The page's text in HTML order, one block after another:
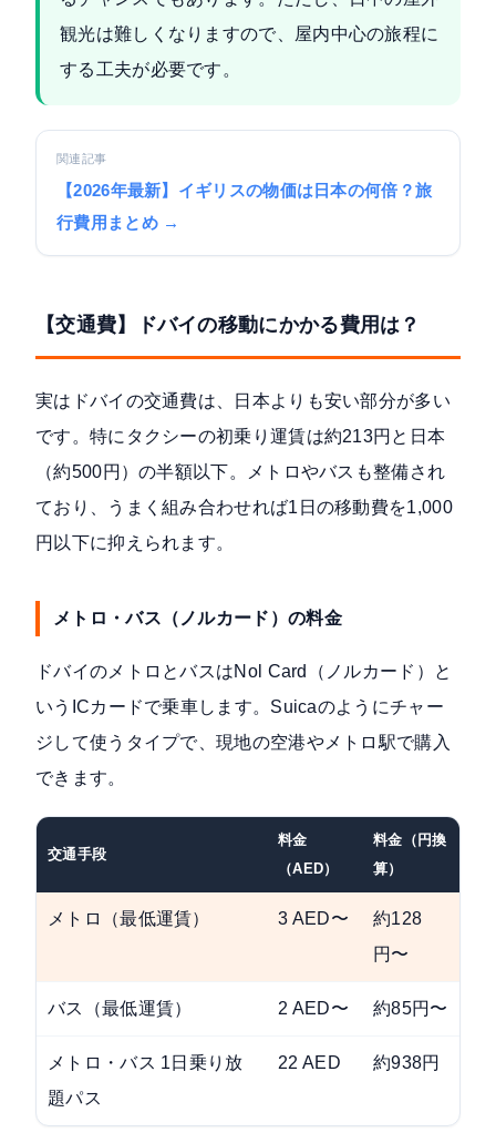
観光は難しくなりますので、屋内中心の旅程に
する工夫が必要です。
関連記事
【2026年最新】イギリスの物価は日本の何倍？旅
行費用まとめ →
【交通費】ドバイの移動にかかる費用は？
実はドバイの交通費は、日本よりも安い部分が多い
です。特にタクシーの初乗り運賃は約213円と日本
（約500円）の半額以下。メトロやバスも整備され
ており、うまく組み合わせれば1日の移動費を1,000
円以下に抑えられます。
メトロ・バス（ノルカード）の料金
ドバイのメトロとバスはNol Card（ノルカード）と
いうICカードで乗車します。Suicaのようにチャー
ジして使うタイプで、現地の空港やメトロ駅で購入
できます。
交通手段
料金
（AED）
料金（円換
算）
メトロ（最低運賃） 3 AED〜
約128
円〜
バス（最低運賃） 2 AED〜 約85円〜
メトロ・バス 1日乗り放
題パス
22 AED 約938円